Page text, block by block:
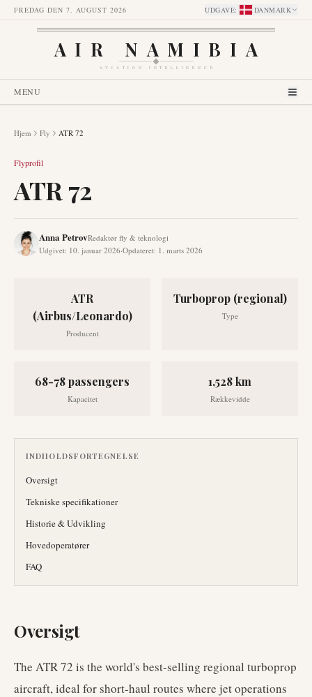
FREDAG DEN 7. AUGUST 2026 UDGAVE: DANMARK
AIR NAMIBIA
AVIATION INTELLIGENCE
MENU
Hjem Fly ATR 72
Flyprofil
ATR 72
Anna PetrovRedaktør fly & teknologi
Udgivet: 10. januar 2026·Opdateret: 1. marts 2026
ATR
(Airbus/Leonardo)
Producent
Turboprop (regional)
Type
68-78 passengers
Kapacitet
1,528 km
Rækkevidde
INDHOLDSFORTEGNELSE
Oversigt
Tekniske specifikationer
Historie & Udvikling
Hovedoperatører
FAQ
Oversigt
The ATR 72 is the world's best-selling regional turboprop
aircraft, ideal for short-haul routes where jet operations